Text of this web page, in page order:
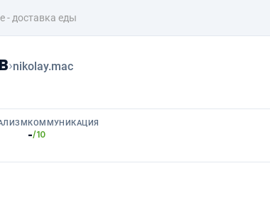
- доставка еды
›nikolay.mac
КОММУНИКАЦИЯ
-/10